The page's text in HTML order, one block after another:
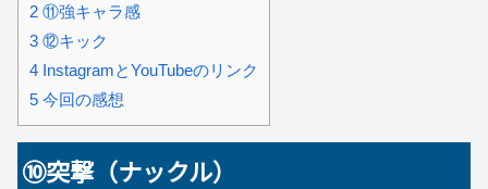
2 ⑪強キャラ感
3 ⑫キック
4 InstagramとYouTubeのリンク
5 今回の感想
⑩突撃（ナックル）